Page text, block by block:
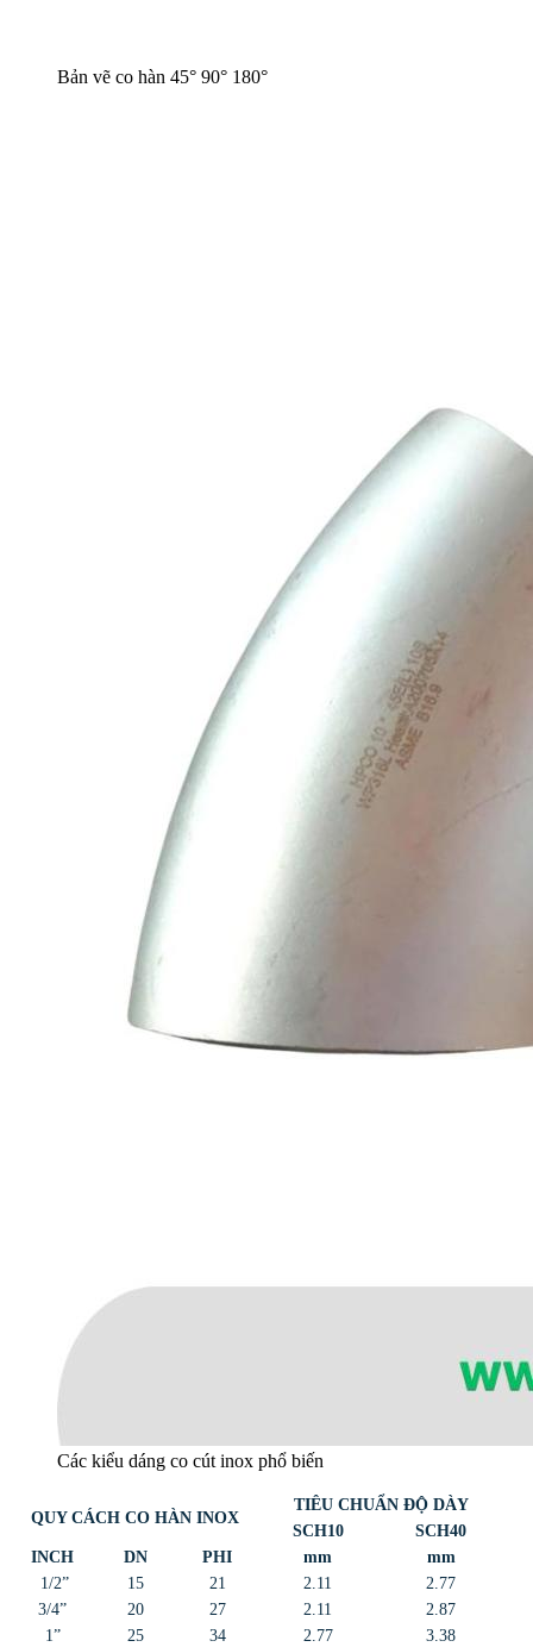
Bản vẽ co hàn 45° 90° 180°
Các kiểu dáng co cút inox phổ biến
QUY CÁCH CO HÀN INOX
TIÊU CHUẨN ĐỘ DÀY
SCH10
SCH40
INCH
DN PHI mm
mm
1/2”
15 21 2.11
2.77
3/4”
20 27 2.11
2.87
1”
25 34 2.77
3.38